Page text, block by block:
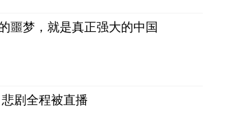
噩梦，就是真正强大的中国
剧全程被直播